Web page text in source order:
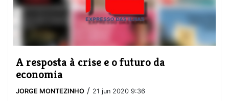
A resposta à crise e o futuro da
economia
JORGE MONTEZINHO / 21 jun 2020 9:36